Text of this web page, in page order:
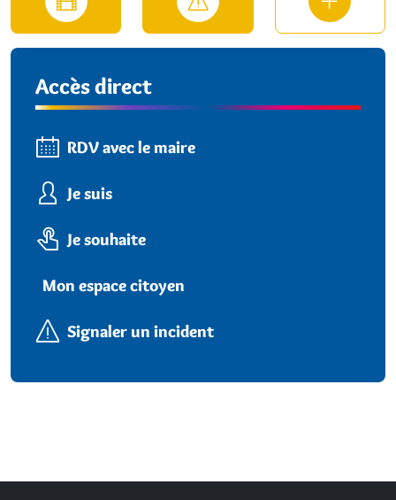
Accès direct
RDV avec le maire
Je suis
Je souhaite
Mon espace citoyen
Signaler un incident